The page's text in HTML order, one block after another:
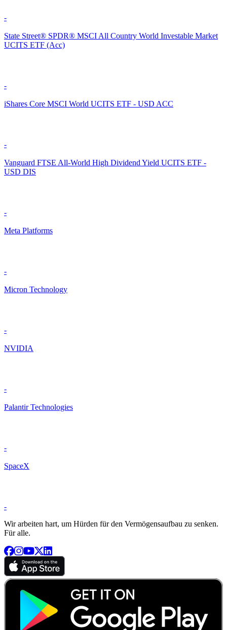
-
State Street® SPDR® MSCI All Country World Investable Market
UCITS ETF (Acc)
-
iShares Core MSCI World UCITS ETF - USD ACC
-
Vanguard FTSE All-World High Dividend Yield UCITS ETF -
USD DIS
-
Meta Platforms
-
Micron Technology
-
NVIDIA
-
Palantir Technologies
-
SpaceX
-
Wir arbeiten hart, um Hürden für den Vermögensaufbau zu senken.
Für alle.